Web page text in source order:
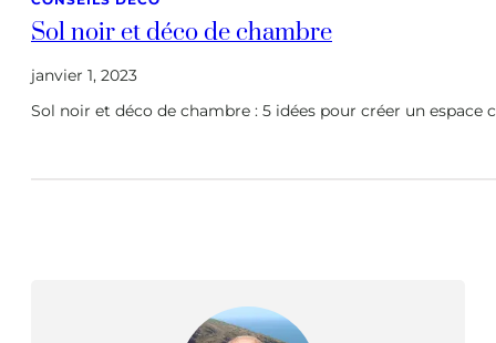
Sol noir et déco de chambre
janvier 1, 2023
Sol noir et déco de chambre : 5 idées pour créer un espace